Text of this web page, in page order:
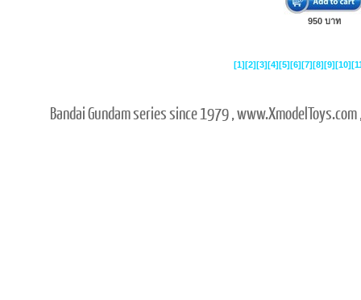
950 บาท
[1][2][3][4][5][6][7][8][9][10]
Bandai Gundam series since 1979 ,